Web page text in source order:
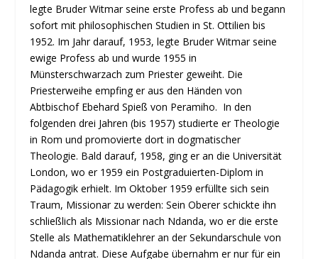
legte Bruder Witmar seine erste Profess ab und begann
sofort mit philosophischen Studien in St. Ottilien bis
1952. Im Jahr darauf, 1953, legte Bruder Witmar seine
ewige Profess ab und wurde 1955 in
Münsterschwarzach zum Priester geweiht. Die
Priesterweihe empfing er aus den Händen von
Abtbischof Ebehard Spieß von Peramiho. In den
folgenden drei Jahren (bis 1957) studierte er Theologie
in Rom und promovierte dort in dogmatischer
Theologie. Bald darauf, 1958, ging er an die Universität
London, wo er 1959 ein Postgraduierten-Diplom in
Pädagogik erhielt. Im Oktober 1959 erfüllte sich sein
Traum, Missionar zu werden: Sein Oberer schickte ihn
schließlich als Missionar nach Ndanda, wo er die erste
Stelle als Mathematiklehrer an der Sekundarschule von
Ndanda antrat. Diese Aufgabe übernahm er nur für ein